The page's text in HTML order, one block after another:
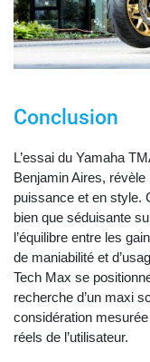
Conclusion
L’essai du Yamaha
Benjamin Aires,
puissance et en style.
bien que séduisante
l’équilibre entre les
de maniabilité et
Tech Max se
recherche d’un maxi
considération
réels de l’utilisateur.